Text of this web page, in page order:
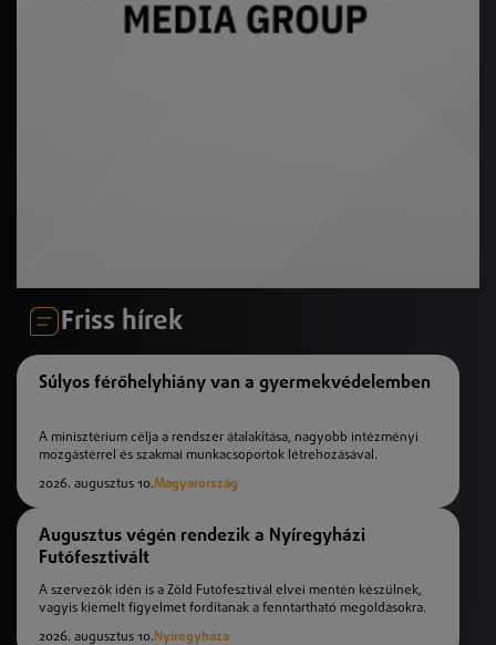
Friss hírek
Súlyos férőhelyhiány van a gyermekvédelemben
A minisztérium célja a rendszer átalakítása, nagyobb intézményi
mozgástérrel és szakmai munkacsoportok létrehozásával.
2026. augusztus 10.Magyarország
Augusztus végén rendezik a Nyíregyházi
Futófesztivált
A szervezők idén is a Zöld Futófesztivál elvei mentén készülnek,
vagyis kiemelt figyelmet fordítanak a fenntartható megoldásokra.
2026. augusztus 10. Nyíregyháza